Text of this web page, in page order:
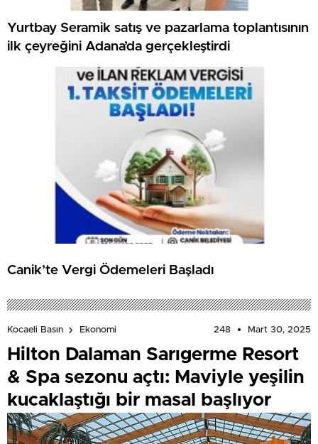
Yurtbay Seramik satış ve pazarlama toplantısının
ilk çeyreğini Adana’da gerçekleştirdi
Canik’te Vergi Ödemeleri Başladı
Kocaeli Basın Ekonomi 248 Mart 30, 2025
Hilton Dalaman Sarıgerme Resort
& Spa sezonu açtı: Maviyle yeşilin
kucaklaştığı bir masal başlıyor